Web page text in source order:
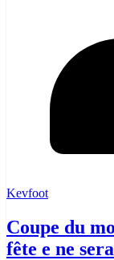
Kevfoot
Coupe du
fête e ne